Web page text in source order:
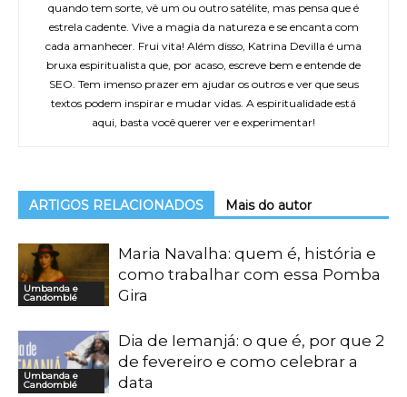
quando tem sorte, vê um ou outro satélite, mas pensa que é
estrela cadente. Vive a magia da natureza e se encanta com
cada amanhecer. Frui vita! Além disso, Katrina Devilla é uma
bruxa espiritualista que, por acaso, escreve bem e entende de
SEO. Tem imenso prazer em ajudar os outros e ver que seus
textos podem inspirar e mudar vidas. A espiritualidade está
aqui, basta você querer ver e experimentar!
ARTIGOS RELACIONADOS Mais do autor
Umbanda e
Candomblé
Maria Navalha: quem é, história e
como trabalhar com essa Pomba
Gira
Umbanda e
Candomblé
Dia de Iemanjá: o que é, por que 2
de fevereiro e como celebrar a
data